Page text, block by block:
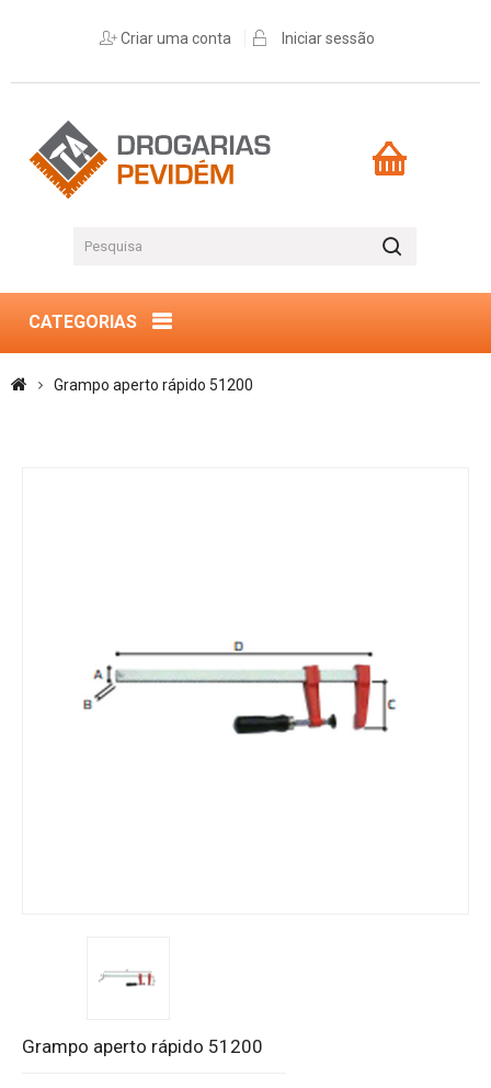
Criar uma conta Iniciar sessão
CATEGORIAS
Grampo aperto rápido 51200
Grampo aperto rápido 51200